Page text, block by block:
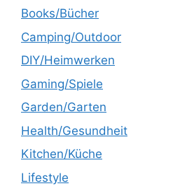
Books/Bücher
Camping/Outdoor
DIY/Heimwerken
Gaming/Spiele
Garden/Garten
Health/Gesundheit
Kitchen/Küche
Lifestyle